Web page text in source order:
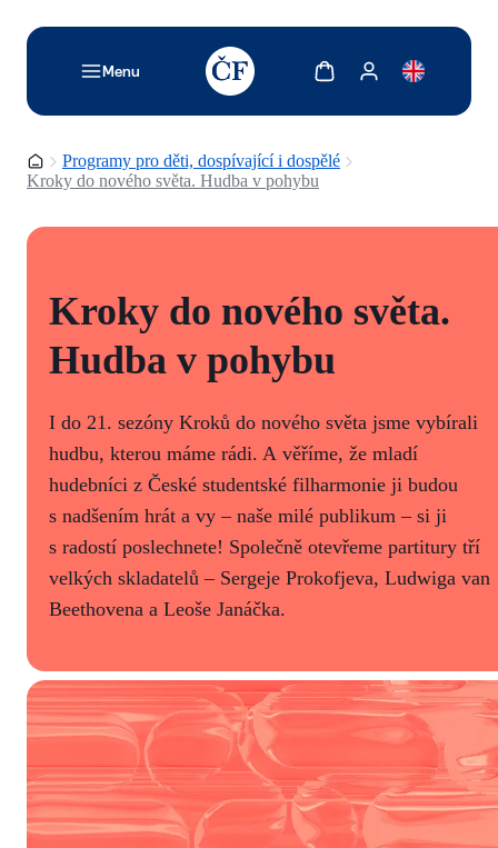
Menu
TODO: Add description for reader
Zobrazit košíkZobrazit můj účet
Domovská stránka
Programy pro děti, dospívající i dospělé
Kroky do nového světa. Hudba v pohybu
Kroky do nového světa.
Hudba v pohybu
I do 21. sezóny Kroků do nového světa jsme vybírali
hudbu, kterou máme rádi. A věříme, že mladí
hudebníci z České studentské filharmonie ji budou
s nadšením hrát a vy – naše milé publikum – si ji
s radostí poslechnete! Společně otevřeme partitury tří
velkých skladatelů – Sergeje Prokofjeva, Ludwiga van
Beethovena a Leoše Janáčka.